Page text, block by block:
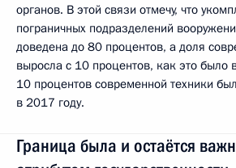
органов. В этой связи отмечу, что
пограничных подразделений
доведена до 80 процентов, а доля
выросла с 10 процентов, как это было
10 процентов современной техники
в 2017 году.
Граница была и остаётся